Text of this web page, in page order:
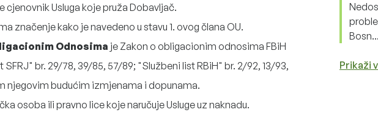
cjenovnik Usluga koje pruža Dobavljač.
značenje kako je navedeno u stavu 1. ovog člana OU.
Odnosima je Zakon o obligacionim odnosima FBiH
SFRJ" br. 29/78, 39/85, 57/89; "Službeni list RBiH" br. 2/92, 13/93,
njegovim budućim izmjenama i dopunama.
osoba ili pravno lice koje naručuje Usluge uz naknadu.
Bosn...
Prikaži